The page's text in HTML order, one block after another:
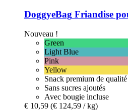
DoggyeBag Friandise
Nouveau !
Green
Light Blue
Pink
Yellow
Snack premium de
Sans sucres ajoutés
Avec bougie incluse
€ 10,59 (€ 124,59 / kg)